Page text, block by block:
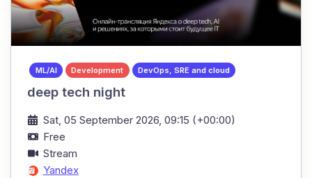
ML/AI Development DevOps, SRE and cloud
deep tech night
Sat, 05 September 2026, 09:15 (+00:00)
Free
Stream
Yandex